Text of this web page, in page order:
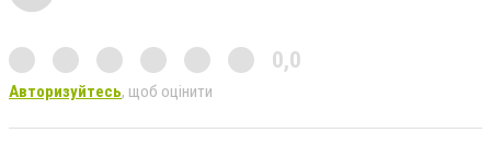
0,0
Авторизуйтесь, щоб оцінити